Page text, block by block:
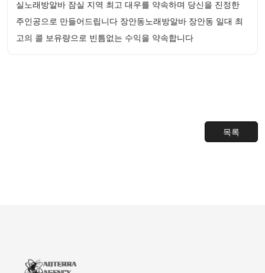
실노래방알바 잠실 지역 최고 대우를 약속하며 당신을 진정한
주인공으로 만들어드립니다 장안동노래방알바 장안동 일대 최
고의 콜 보유량으로 빈틈없는 수익을 약속합니다
목록